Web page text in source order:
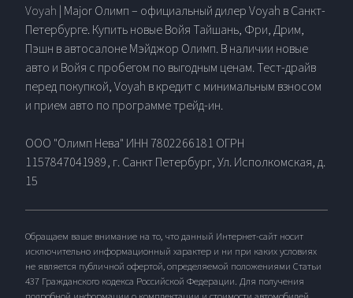
Voyah | Major Олимп – официальный дилер Voyah в Санкт-
Петербурге. Купить новые Войя Тайшань, Фри, Дрим,
Пэшн в автосалоне Мэйджор Олимп. В наличии новые
авто и Войя с пробегом по выгодным ценам. Тест-драйв
перед покупкой, Voyah в кредит с минимальным взносом
и прием авто по программе трейд-ин.
ООО "Олимп Нева" ИНН 7802266181 ОГРН
1157847041989, г. Санкт Петербург, Ул. Исполкомская, д.
15
Обращаем ваше внимание на то, что данный Интернет-сайт носит
исключительно информационный характер и ни при каких условиях
не является публичной офертой, определяемой положениями Статьи
437 Гражданского кодекса Российской Федерации. Для получения